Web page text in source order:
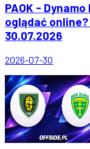
PAOK -
oglądać
30.07.2026
2026-07-30